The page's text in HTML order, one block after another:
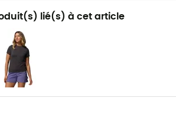
lié(s) à cet article